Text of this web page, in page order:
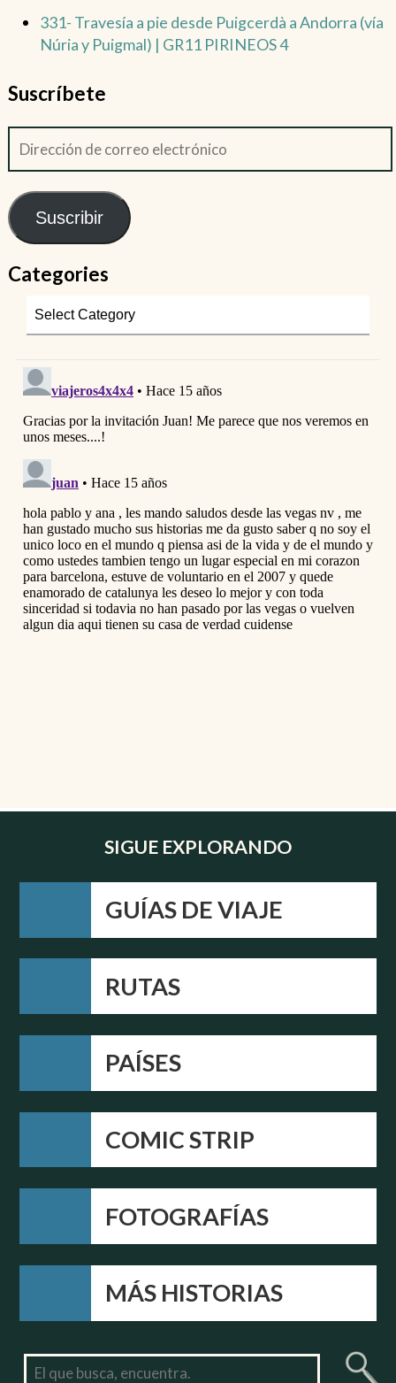
331- Travesía a pie desde Puigcerdà a Andorra (vía
Núria y Puigmal) | GR11 PIRINEOS 4
Suscríbete
Suscribir
Categories
SIGUE EXPLORANDO
GUÍAS DE VIAJE
RUTAS
PAÍSES
COMIC STRIP
FOTOGRAFÍAS
MÁS HISTORIAS